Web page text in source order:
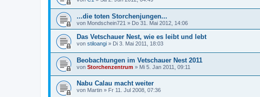
...die toten Storchenjungen...
von Mondschein721 » Do 31. Mai 2012, 14:06
Das Vetschauer Nest, wie es leibt und lebt
von stiloangi » Di 3. Mai 2011, 18:03
Beobachtungen im Vetschauer Nest 2011
von Storchenzentrum » Mi 5. Jan 2011, 09:11
Nabu Calau macht weiter
von Martin » Fr 11. Jul 2008, 07:36